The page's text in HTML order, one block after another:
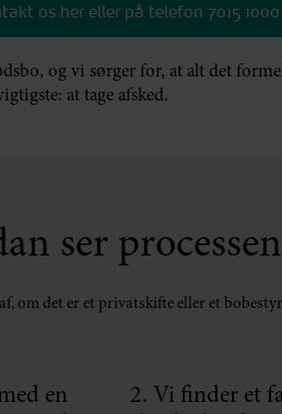
os her eller på telefon 7015 1000
og vi sørger for, at alt det
at tage afsked.
ser
om det er et privatskifte eller et
en
2. Vi finder et